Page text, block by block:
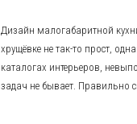
Дизайн малогабаритной
хрущёвке не так-то прост,
каталогах интерьеров,
задач не бывает. Правильно